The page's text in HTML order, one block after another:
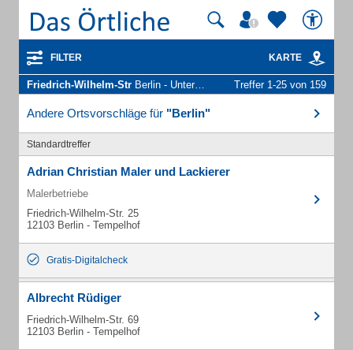
FILTER KARTE
Friedrich-Wilhelm-Str Berlin - Unternehmen und Personen Treffer 1-25 von 159
Andere Ortsvorschläge für "Berlin"
Standardtreffer
Adrian Christian Maler und Lackierer
Malerbetriebe
Friedrich-Wilhelm-Str. 25
12103 Berlin - Tempelhof
Gratis-Digitalcheck
Albrecht Rüdiger
Friedrich-Wilhelm-Str. 69
12103 Berlin - Tempelhof